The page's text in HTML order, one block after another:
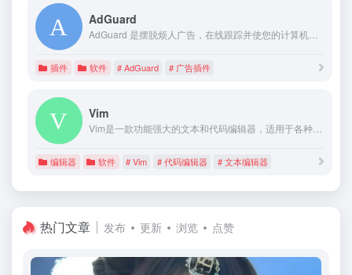
AdGuard
AdGuard 是摆脱烦人广告，在线跟踪并使您的计算机原理恶意软件的最佳途径。其使您体验快速，安全，无广告的网络冲浪。
插件 软件 # AdGuard # 广告插件
Vim
Vim是一款功能强大的文本和代码编辑器，适用于各种文本处理任务，尤其是在命令行环境下。它有一定的学习曲线，但一旦掌握了基本操作和快捷键，可以大大提高编辑效率。
编辑器 软件 # Vim # 代码编辑器 # 文本编辑器
热门文章 发布 更新 浏览 点赞